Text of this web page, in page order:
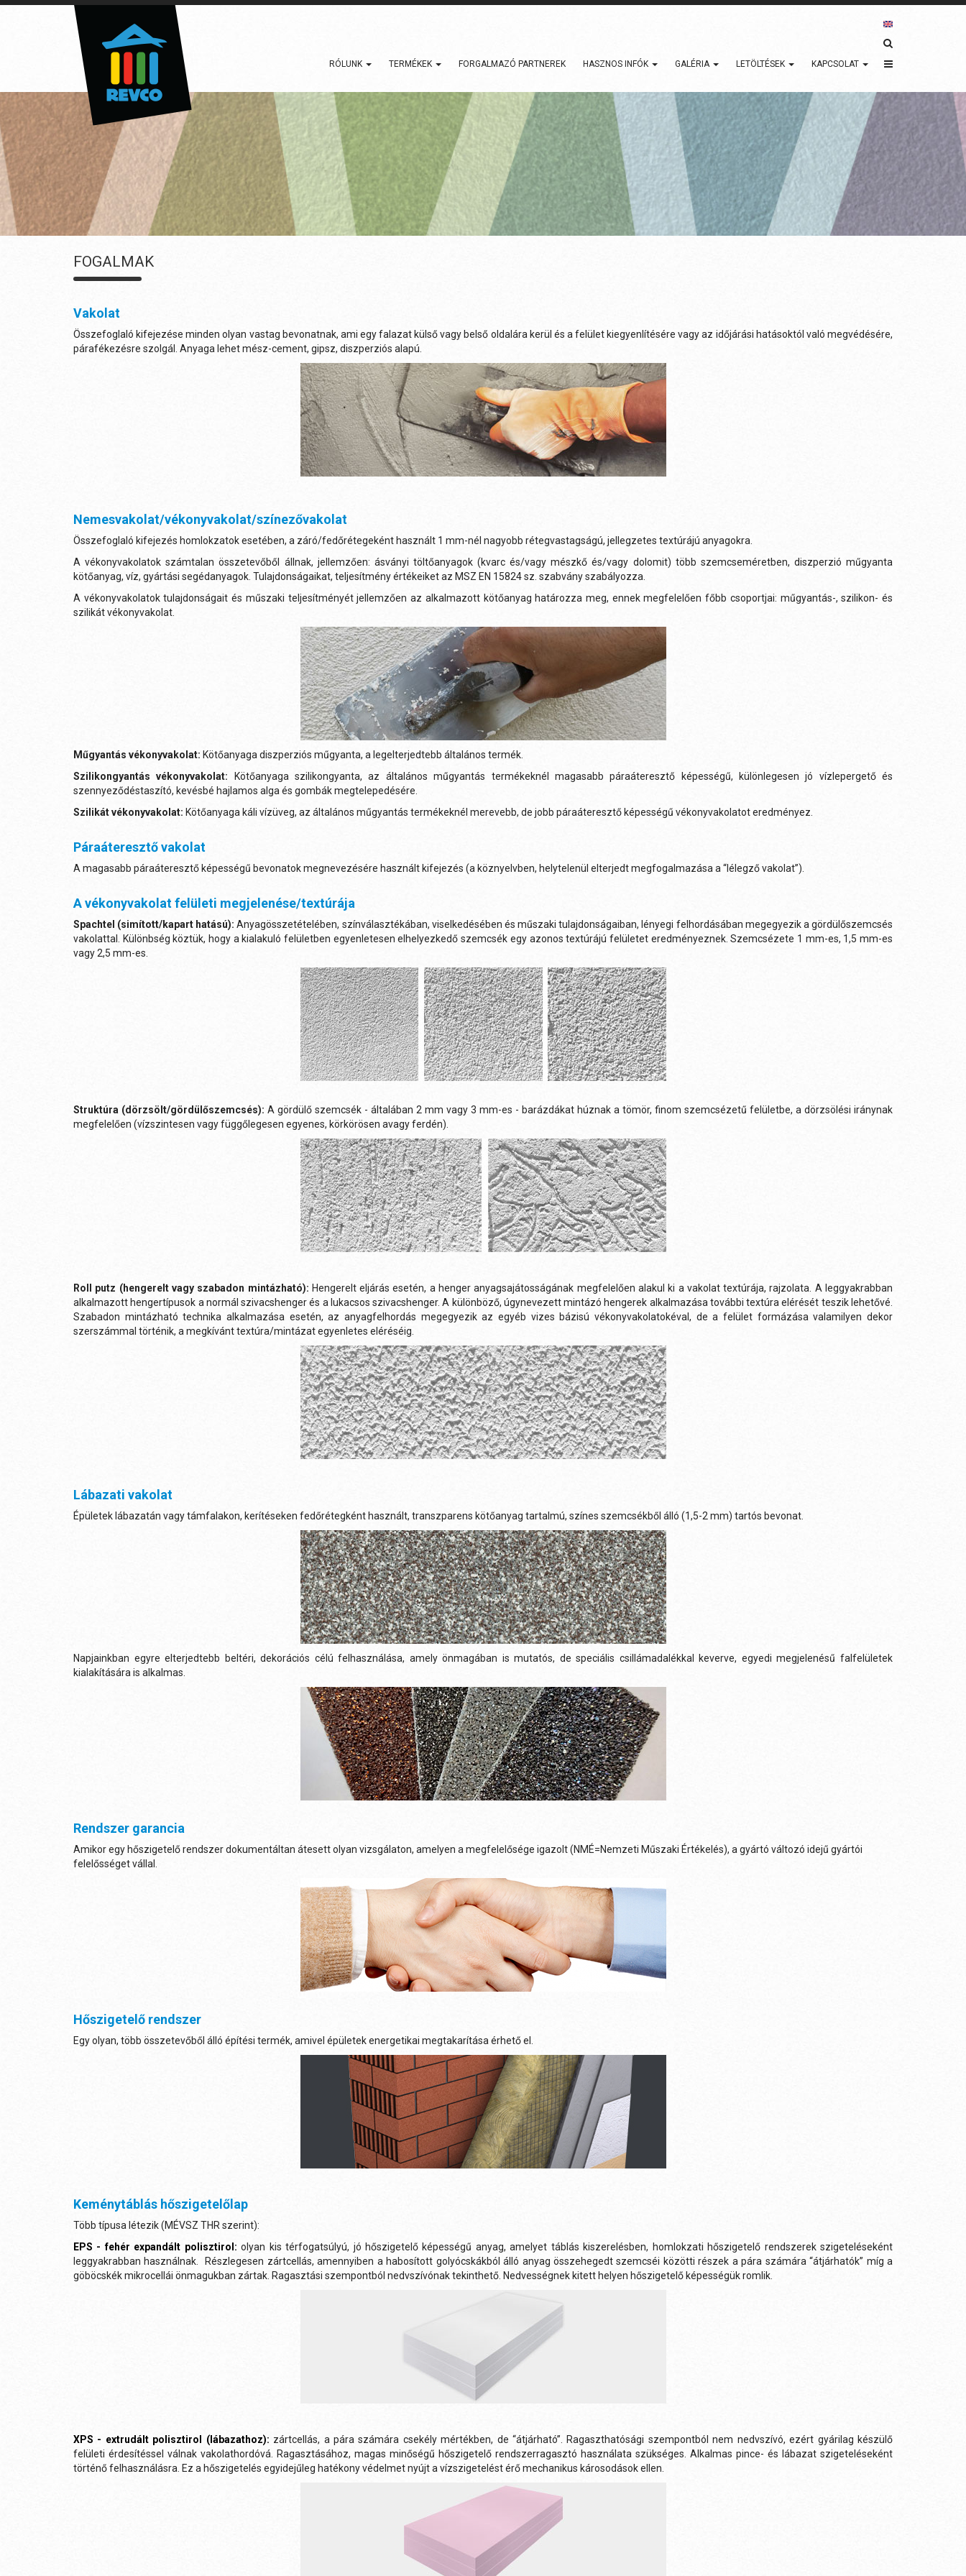
RÓLUNK TERMÉKEK FORGALMAZÓ PARTNEREK HASZNOS INFÓK GALÉRIA LETÖLTÉSEK KAPCSOLAT
FOGALMAK
Vakolat
Összefoglaló kifejezése minden olyan vastag bevonatnak, ami egy falazat külső vagy belső oldalára kerül és a felület kiegyenlítésére vagy az időjárási hatásoktól való megvédésére,
párafékezésre szolgál. Anyaga lehet mész-cement, gipsz, diszperziós alapú.
Nemesvakolat/vékonyvakolat/színezővakolat
Összefoglaló kifejezés homlokzatok esetében, a záró/fedőrétegeként használt 1 mm-nél nagyobb rétegvastagságú, jellegzetes textúrájú anyagokra.
A vékonyvakolatok számtalan összetevőből állnak, jellemzően: ásványi töltőanyagok (kvarc és/vagy mészkő és/vagy dolomit) több szemcseméretben, diszperzió műgyanta
kötőanyag, víz, gyártási segédanyagok. Tulajdonságaikat, teljesítmény értékeiket az MSZ EN 15824 sz. szabvány szabályozza.
A vékonyvakolatok tulajdonságait és műszaki teljesítményét jellemzően az alkalmazott kötőanyag határozza meg, ennek megfelelően főbb csoportjai: műgyantás-, szilikon- és
szilikát vékonyvakolat.
Műgyantás vékonyvakolat: Kötőanyaga diszperziós műgyanta, a legelterjedtebb általános termék.
Szilikongyantás vékonyvakolat:
Kötőanyaga szilikongyanta, az általános műgyantás termékeknél magasabb páraáteresztő képességű, különlegesen jó vízlepergető és
szennyeződéstaszító, kevésbé hajlamos alga és gombák megtelepedésére.
Szilikát vékonyvakolat: Kötőanyaga káli vízüveg, az általános műgyantás termékeknél merevebb, de jobb páraáteresztő képességű vékonyvakolatot eredményez.
Páraáteresztő vakolat
A magasabb páraáteresztő képességű bevonatok megnevezésére használt kifejezés (a köznyelvben, helytelenül elterjedt megfogalmazása a “lélegző vakolat”).
A vékonyvakolat felületi megjelenése/textúrája
Spachtel (simított/kapart hatású): Anyagösszetételében, színválasztékában, viselkedésében és műszaki tulajdonságaiban, lényegi felhordásában megegyezik a gördülőszemcsés
vakolattal. Különbség köztük, hogy a kialakuló felületben egyenletesen elhelyezkedő szemcsék egy azonos textúrájú felületet eredményeznek. Szemcsézete 1 mm-es, 1,5 mm-es
vagy 2,5 mm-es.
Struktúra (dörzsölt/gördülőszemcsés): A gördülő szemcsék - általában 2 mm vagy 3 mm-es - barázdákat húznak a tömör, finom szemcsézetű felületbe, a dörzsölési iránynak
megfelelően (vízszintesen vagy függőlegesen egyenes, körkörösen avagy ferdén).
Roll putz (hengerelt vagy szabadon mintázható): Hengerelt eljárás esetén, a henger anyagsajátosságának megfelelően alakul ki a vakolat textúrája, rajzolata. A leggyakrabban
alkalmazott hengertípusok a normál szivacshenger és a lukacsos szivacshenger. A különböző, úgynevezett mintázó hengerek alkalmazása további textúra elérését teszik lehetővé.
Szabadon mintázható technika alkalmazása esetén, az anyagfelhordás megegyezik az egyéb vizes bázisú vékonyvakolatokéval, de a felület formázása valamilyen dekor
szerszámmal történik, a megkívánt textúra/mintázat egyenletes eléréséig.
Lábazati vakolat
Épületek lábazatán vagy támfalakon, kerítéseken fedőrétegként használt, transzparens kötőanyag tartalmú, színes szemcsékből álló (1,5-2 mm) tartós bevonat.
Napjainkban egyre elterjedtebb beltéri, dekorációs célú felhasználása, amely önmagában is mutatós, de speciális csillámadalékkal keverve, egyedi megjelenésű falfelületek
kialakítására is alkalmas.
Rendszer garancia
Amikor egy hőszigetelő rendszer dokumentáltan átesett olyan vizsgálaton, amelyen a megfelelősége igazolt (NMÉ=Nemzeti Műszaki Értékelés), a gyártó változó idejű gyártói
felelősséget vállal.
Hőszigetelő rendszer
Egy olyan, több összetevőből álló építési termék, amivel épületek energetikai megtakarítása érhető el.
Keménytáblás hőszigetelőlap
Több típusa létezik (MÉVSZ THR szerint):
EPS - fehér expandált polisztirol: olyan kis térfogatsúlyú, jó hőszigetelő képességű anyag, amelyet táblás kiszerelésben, homlokzati hőszigetelő rendszerek szigeteléseként
leggyakrabban használnak. Részlegesen zártcellás, amennyiben a habosított golyócskákból álló anyag összehegedt szemcséi közötti részek a pára számára “átjárhatók” míg a
göböcskék mikrocellái önmagukban zártak. Ragasztási szempontból nedvszívónak tekinthető. Nedvességnek kitett helyen hőszigetelő képességük romlik.
XPS - extrudált polisztirol (lábazathoz): zártcellás, a pára számára csekély mértékben, de “átjárható”. Ragaszthatósági szempontból nem nedvszívó, ezért gyárilag készülő
felületi érdesítéssel válnak vakolathordóvá. Ragasztásához, magas minőségű hőszigetelő rendszerragasztó használata szükséges. Alkalmas pince- és lábazat szigeteléseként
történő felhasználásra. Ez a hőszigetelés egyidejűleg hatékony védelmet nyújt a vízszigetelést érő mechanikus károsodások ellen.